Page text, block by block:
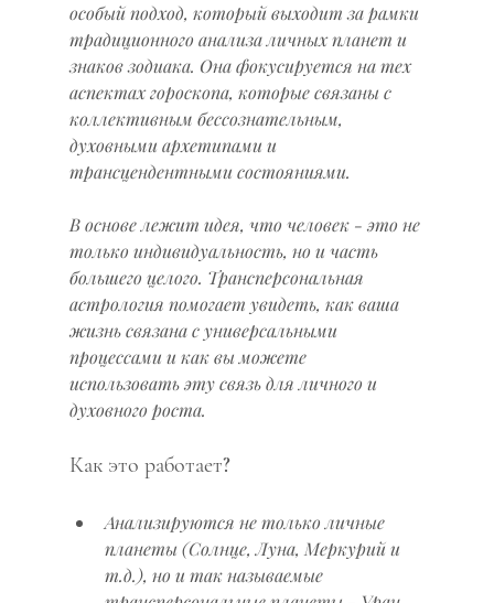
особый подход, который выходит за рамки
традиционного анализа личных планет и
знаков зодиака. Она фокусируется на тех
аспектах гороскопа, которые связаны с
коллективным бессознательным,
духовными архетипами и
трансцендентными состояниями.
В основе лежит идея, что человек - это не
только индивидуальность, но и часть
большего целого. Трансперсональная
астрология помогает увидеть, как ваша
жизнь связана с универсальными
процессами и как вы можете
использовать эту связь для личного и
духовного роста.
Как это работает?
Анализируются не только личные
планеты (Солнце, Луна, Меркурий и
т.д.), но и так называемые